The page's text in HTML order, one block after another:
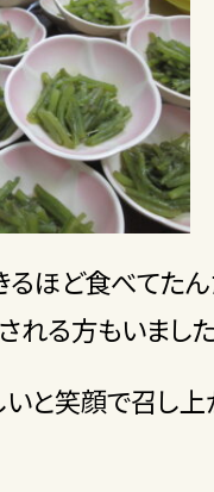
ほど食べてた
る方もいました
と笑顔で召し上